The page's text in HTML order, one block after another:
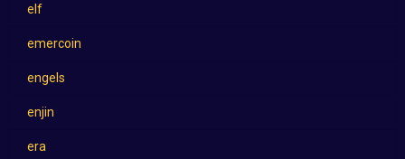
elf
emercoin
engels
enjin
era